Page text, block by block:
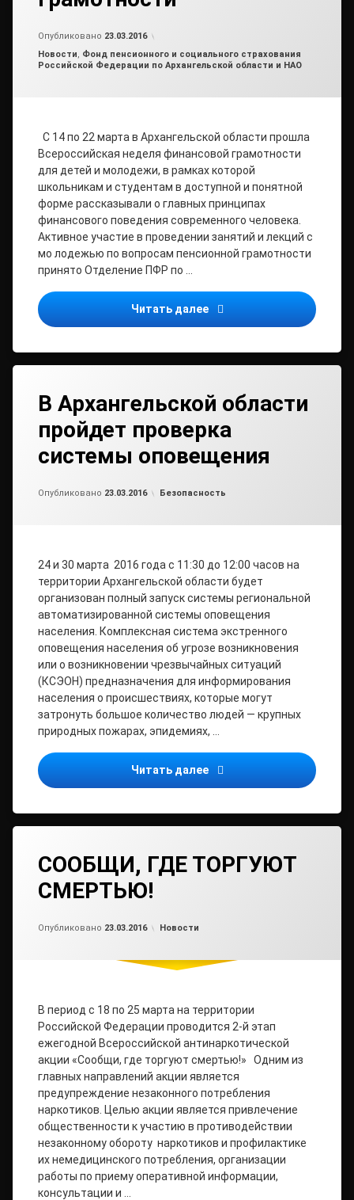
Опубликовано 23.03.2016
Рубрики:
Новости, Фонд пенсионного и социального страхования
Российской Федерации по Архангельской области и НАО
С 14 по 22 марта в Архангельской области прошла
Всероссийская неделя финансовой грамотности
для детей и молодежи, в рамках которой
школьникам и студентам в доступной и понятной
форме рассказывали о главных принципах
финансового поведения современного человека.
Активное участие в проведении занятий и лекций с
мо лодежью по вопросам пенсионной грамотности
принято Отделение ПФР по …
Читать далее Более 30 мероприятий
В Архангельской области
пройдет проверка
системы оповещения
Опубликовано 23.03.2016 Рубрики:
Безопасность
24 и 30 марта 2016 года с 11:30 до 12:00 часов на
территории Архангельской области будет
организован полный запуск системы региональной
автоматизированной системы оповещения
населения. Комплексная система экстренного
оповещения населения об угрозе возникновения
или о возникновении чрезвычайных ситуаций
(КСЭОН) предназначения для информирования
населения о происшествиях, которые могут
затронуть большое количество людей — крупных
природных пожарах, эпидемиях, …
Читать далее В Архангельской
СООБЩИ, ГДЕ ТОРГУЮТ
СМЕРТЬЮ!
Опубликовано 23.03.2016 Рубрики:
Новости
В период с 18 по 25 марта на территории
Российской Федерации проводится 2-й этап
ежегодной Всероссийской антинаркотической
акции «Сообщи, где торгуют смертью!» Одним из
главных направлений акции является
предупреждение незаконного потребления
наркотиков. Целью акции является привлечение
общественности к участию в противодействии
незаконному обороту наркотиков и профилактике
их немедицинского потребления, организации
работы по приему оперативной информации,
консультации и …